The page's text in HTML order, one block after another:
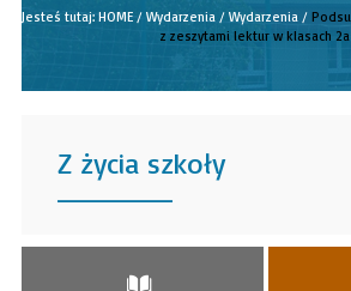
Jesteś tutaj: HOME/ Wydarzenia/ Wydarzenia/
z zeszytami lektur w klasach
Z życia szkoły
______